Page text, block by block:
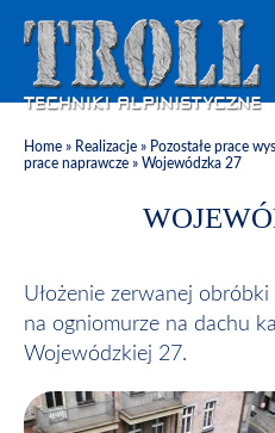
Home » Realizacje » Pozostałe prace
prace naprawcze » Wojewódzka 27
Ułożenie zerwanej obróbki
na ogniomurze na dachu
Wojewódzkiej 27.